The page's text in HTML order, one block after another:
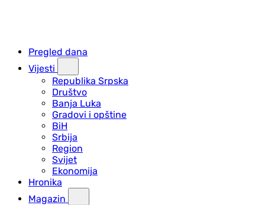
Pregled dana
Vijesti
Republika Srpska
Društvo
Banja Luka
Gradovi i opštine
BiH
Srbija
Region
Svijet
Ekonomija
Hronika
Magazin